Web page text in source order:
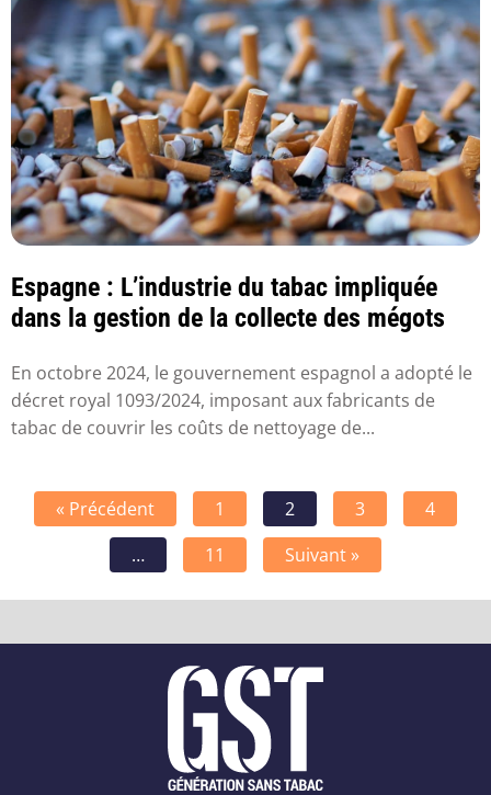
Espagne : L’industrie du tabac impliquée
dans la gestion de la collecte des mégots
En octobre 2024, le gouvernement espagnol a adopté le
décret royal 1093/2024, imposant aux fabricants de
tabac de couvrir les coûts de nettoyage de...
« Précédent 1 2 3
4
…
11 Suivant »